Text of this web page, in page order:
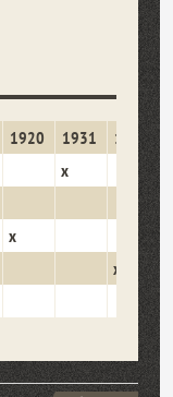
1920 1931 1939
x
x
x